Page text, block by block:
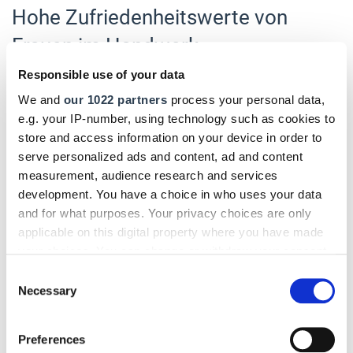
Responsible use of your data
We and our 1022 partners process your personal data,
e.g. your IP-number, using technology such as cookies to
store and access information on your device in order to
serve personalized ads and content, ad and content
measurement, audience research and services
development. You have a choice in who uses your data
and for what purposes. Your privacy choices are only
applicable on this digital property where you have made
the Privacy trigger icon.
Collect information about your geographical location
Selection
Necessary
Preferences
Hohe Zufriedenheitswerte von
Frauen im Handwerk
Entscheiden sich Frauen bewusst für einen
Handwerksberuf, haben sie nicht nur sehr gute
Zukunftsaussichten, sondern sind häufig auchglücklich
und erfüllt mit ihrer Berufswahl. Das besagt die Studie
"Handwerkerstolz"vonDr. Ann-Kathrin Blankenberg
der Georg-August-Universität Göttingen. 2.000
Handwerkerinnen und Handwerker wurden dazu befragt.
Frauen äußern in der Studie besonders hohe Zufriedenheit
Befragte liegt bei 78,2 Prozent). 86,8 Prozent der befragten
(Durchschnitt: 83,3 Prozent).